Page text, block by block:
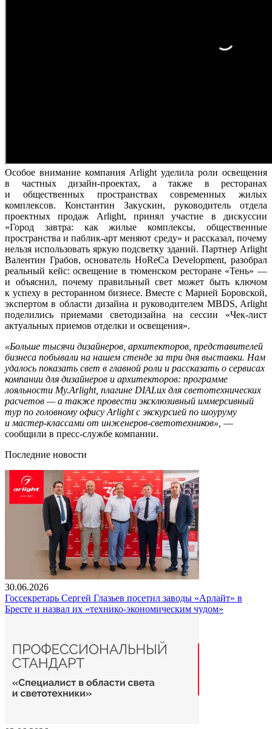
Особое внимание компания Arlight уделила роли освещения
в частных дизайн-проектах, а также в ресторанах
и общественных пространствах современных жилых
комплексов. Константин Закускин, руководитель отдела
проектных продаж Arlight, принял участие в дискуссии
«Город завтра: как жилые комплексы, общественные
пространства и паблик-арт меняют среду» и рассказал, почему
нельзя использовать яркую подсветку зданий. Партнер Arlight
Валентин Грабов, основатель HoReCa Development, разобрал
реальный кейс: освещение в тюменском ресторане «Тень» —
и объяснил, почему правильный свет может быть ключом
к успеху в ресторанном бизнесе. Вместе с Марией Боровской,
экспертом в области дизайна и руководителем MBDS, Arlight
поделились приемами светодизайна на сессии «Чек-лист
актуальных приемов отделки и освещения».
«Больше тысячи дизайнеров, архитекторов, представителей
бизнеса побывали на нашем стенде за три дня выставки. Нам
удалось показать свет в главной роли и рассказать о сервисах
компании для дизайнеров и архитекторов: программе
лояльности My.Arlight, плагине DIALux для светотехнических
расчетов — а также провести эксклюзивный иммерсивный
тур по головному офису Arlight с экскурсией по шоуруму
и мастер-классами от инженеров-светотехников», —
сообщили в пресс-службе компании.
Последние новости
30.06.2026
Госсекретарь Сергей Глазьев посетил заводы «Арлайт» в
Бресте и назвал их «технико-экономическим чудом»